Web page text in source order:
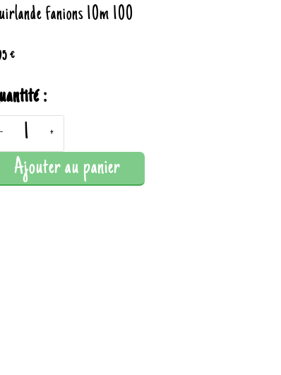
fanions 10m 100
€
:
- +
Ajouter au panier